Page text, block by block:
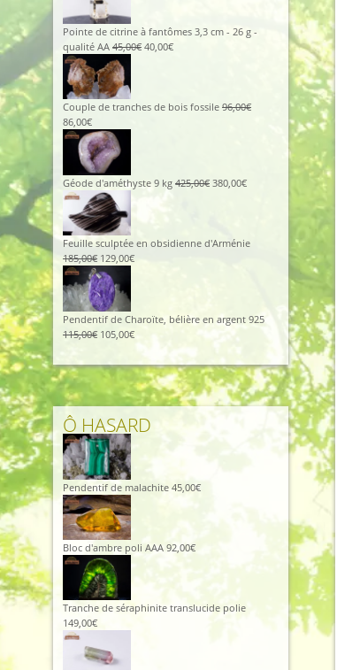
Pointe de citrine à fantômes 3,3 cm - 26 g -
qualité AA 45,00€ 40,00€
Couple de tranches de bois fossile 96,00€
86,00€
Géode d'améthyste 9 kg 425,00€ 380,00€
Feuille sculptée en obsidienne d'Arménie
185,00€ 129,00€
Pendentif de Charoïte, bélière en argent 925
115,00€ 105,00€
Ô HASARD
Pendentif de malachite 45,00€
Bloc d'ambre poli AAA 92,00€
Tranche de séraphinite translucide polie
149,00€